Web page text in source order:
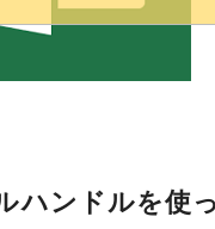
ハンドルを使